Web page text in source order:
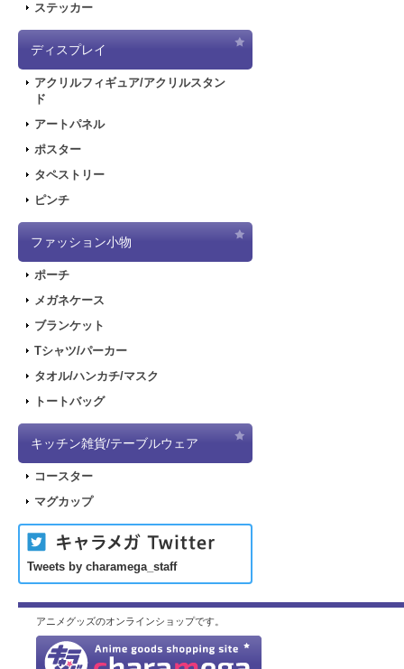
ステッカー
ディスプレイ
アクリルフィギュア/アクリルスタン
ド
アートパネル
ポスター
タペストリー
ピンチ
ファッション小物
ポーチ
メガネケース
ブランケット
Tシャツ/パーカー
タオル/ハンカチ/マスク
トートバッグ
キッチン雑貨/テーブルウェア
コースター
マグカップ
Tweets by charamega_staff
アニメグッズのオンラインショップです。